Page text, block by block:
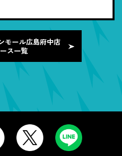
モール広島府中店
ス一覧